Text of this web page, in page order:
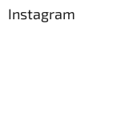
Instagram